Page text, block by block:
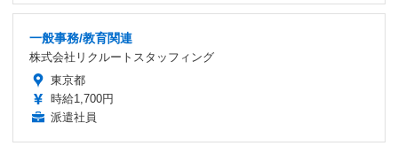
一般事務/教育関連
株式会社リクルートスタッフィング
東京都
時給1,700円
派遣社員